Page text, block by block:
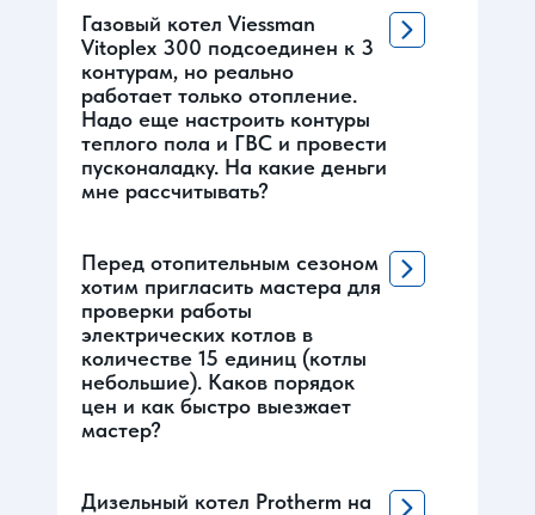
Газовый котел Viessman
Vitoplex 300 подсоединен к 3
контурам, но реально
работает только отопление.
Надо еще настроить контуры
теплого пола и ГВС и провести
пусконаладку. На какие деньги
мне рассчитывать?
Перед отопительным сезоном
хотим пригласить мастера для
проверки работы
электрических котлов в
количестве 15 единиц (котлы
небольшие). Каков порядок
цен и как быстро выезжает
мастер?
Дизельный котел Protherm на